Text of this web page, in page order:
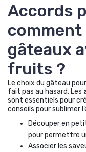
Accords
gâteaux
fruits ?
Le choix du gâteau
fait pas au hasard. Les
sont essentiels pour
conseils pour sublimer
Découper en
pour permettre
Associer les